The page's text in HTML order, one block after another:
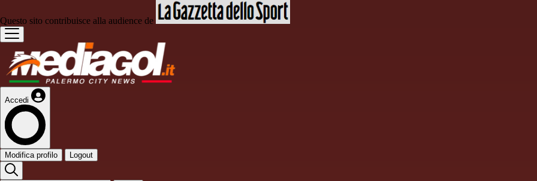
Questo sito contribuisce alla audience de
Accedi
Modifica profilo Logout